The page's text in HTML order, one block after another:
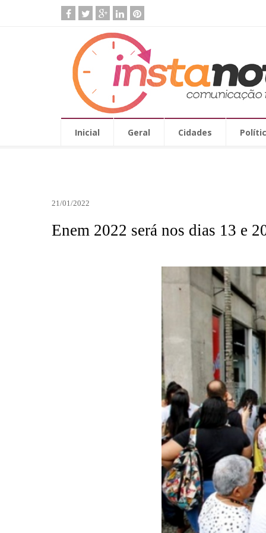
Inicial Geral Cidades
21/01/2022
Enem 2022 será nos dias 13 e